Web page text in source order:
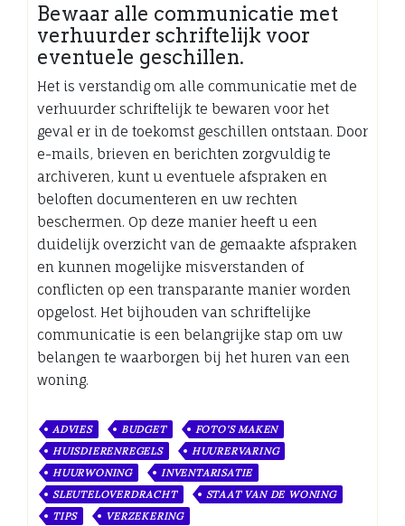
Bewaar alle communicatie met
verhuurder schriftelijk voor
eventuele geschillen.
Het is verstandig om alle communicatie met de
verhuurder schriftelijk te bewaren voor het
geval er in de toekomst geschillen ontstaan. Door
e-mails, brieven en berichten zorgvuldig te
archiveren, kunt u eventuele afspraken en
beloften documenteren en uw rechten
beschermen. Op deze manier heeft u een
duidelijk overzicht van de gemaakte afspraken
en kunnen mogelijke misverstanden of
conflicten op een transparante manier worden
opgelost. Het bijhouden van schriftelijke
communicatie is een belangrijke stap om uw
belangen te waarborgen bij het huren van een
woning.
ADVIES BUDGET
FOTO'S MAKEN
HUISDIERENREGELS
HUURERVARING
HUURWONING
INVENTARISATIE
SLEUTELOVERDRACHT
STAAT VAN DE WONING
TIPS
VERZEKERING